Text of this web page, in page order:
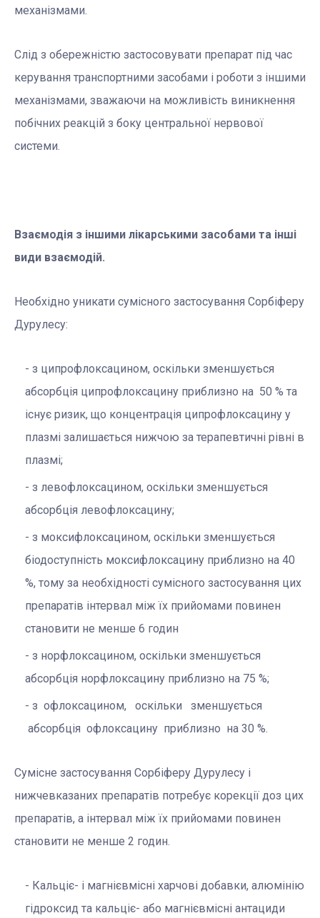
механізмами.
Слід з обережністю застосовувати препарат під час
керування транспортними засобами і роботи з іншими
механізмами, зважаючи на можливість виникнення
побічних реакцій з боку центральної нервової
системи.
Взаємодія з іншими лікарськими засобами та інші
види взаємодій.
Необхідно уникати сумісного застосування Сорбіферу
Дурулесу:
з ципрофлоксацином, оскільки зменшується
абсорбція ципрофлоксацину приблизно на 50 % та
існує ризик, що концентрація ципрофлоксацину у
плазмі залишається нижчою за терапевтичні рівні в
плазмі;
з левофлоксацином, оскільки зменшується
абсорбція левофлоксацину;
з моксифлоксацином, оскільки зменшується
біодоступність моксифлоксацину приблизно на 40
%, тому за необхідності сумісного застосування цих
препаратів інтервал між їх прийомами повинен
становити не менше 6 годин
з норфлоксацином, оскільки зменшується
абсорбція норфлоксацину приблизно на 75 %;
з офлоксацином, оскільки зменшується
абсорбція офлоксацину приблизно на 30 %.
Сумісне застосування Сорбіферу Дурулесу і
нижчевказаних препаратів потребує корекції доз цих
препаратів, а інтервал між їх прийомами повинен
становити не менше 2 годин.
Кальціє- і магнієвмісні харчові добавки, алюмінію
гідроксид та кальціє- або магнієвмісні антациди